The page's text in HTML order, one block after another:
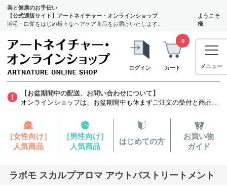
美と健康のお手伝い
【公式通販サイト】アートネイチャー・オンラインショップ
増毛・白髪をはじめ様々なヘアケア商品をお届けいたします。
ようこそ
様
ログイン
0
カート メニュー
【お盆期間中の配送、お問い合わせについて】
オンラインショップは、お盆期間中も休まずご注文の受付と商品の発送をいたします。ただし、発毛剤（第1類医薬品）に関しましては、質問票を確認する薬剤師がお休みをいただくため商品のお申し込みから発送までお時間を要します。お客様には大変ご迷惑をお掛けいたしますが、よろしくお願い申し上げます。
［女性向け］
人気商品
［男性向け］
人気商品
はじめての方
お買い物
ガイド
ラボモ スカルプアロマ アウトバストリートメント